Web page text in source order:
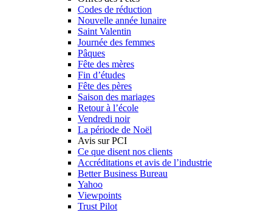
Codes de réduction
Nouvelle année lunaire
Saint Valentin
Journée des femmes
Pâques
Fête des mères
Fin d’études
Fête des pères
Saison des mariages
Retour à l’école
Vendredi noir
La période de Noël
Avis sur PCI
Ce que disent nos clients
Accréditations et avis de l’industrie
Better Business Bureau
Yahoo
Viewpoints
Trust Pilot